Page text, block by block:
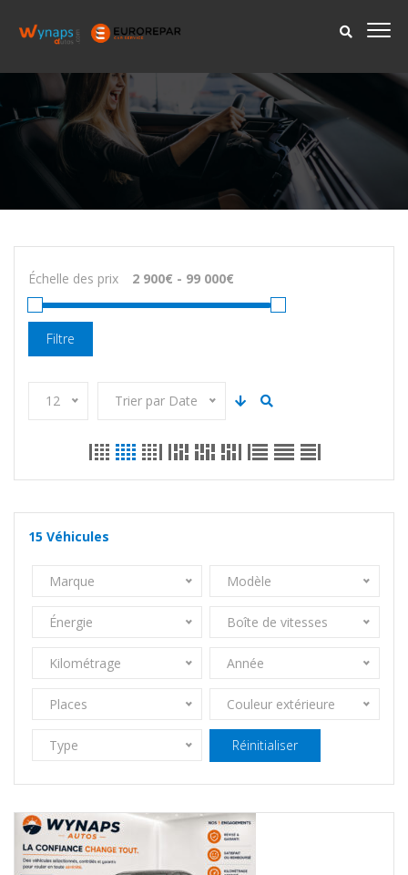
Échelle des prix
Filtre
12 Trier par Date
15 Véhicules
Marque Modèle
Énergie Boîte de vitesses
Kilométrage Année
Places Couleur extérieure
Type Réinitialiser